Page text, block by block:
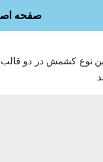
صفحه
نوع کشمش در دو